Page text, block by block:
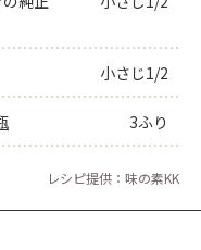
小さじ1/2
3ふり
レシピ提供：味の素KK